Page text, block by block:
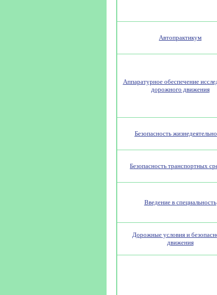
Автопрактикум
Аппаратурное обеспечение
дорожного движения
Безопасность
Безопасность транспортных
Введение в специальность
Дорожные условия и
движения